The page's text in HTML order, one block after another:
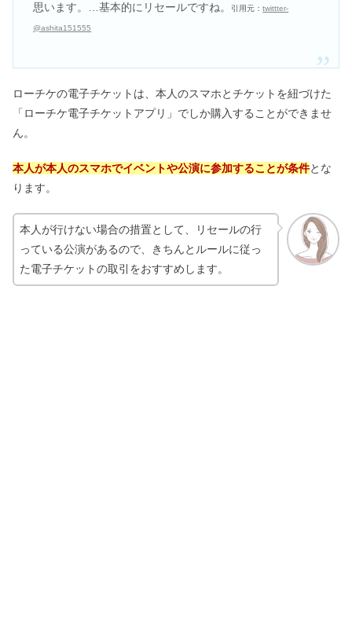
思います。…基本的にリセールですね。
引用元：twittter-
@ashita151555
ローチケの電子チケットは、本人のスマホとチケットを紐づけた
「ローチケ電子チケットアプリ」でしか購入することができませ
ん。
本人が本人のスマホでイベントや公演に参加することが条件とな
ります。
本人が行けない場合の措置として、リセールの行
っている公演があるので、きちんとルールに従っ
た電子チケットの取引をおすすめします。